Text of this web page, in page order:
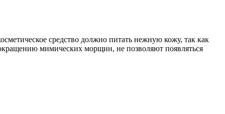
средство должно питать нежную кожу, так как
мимических морщин, не позволяют появляться